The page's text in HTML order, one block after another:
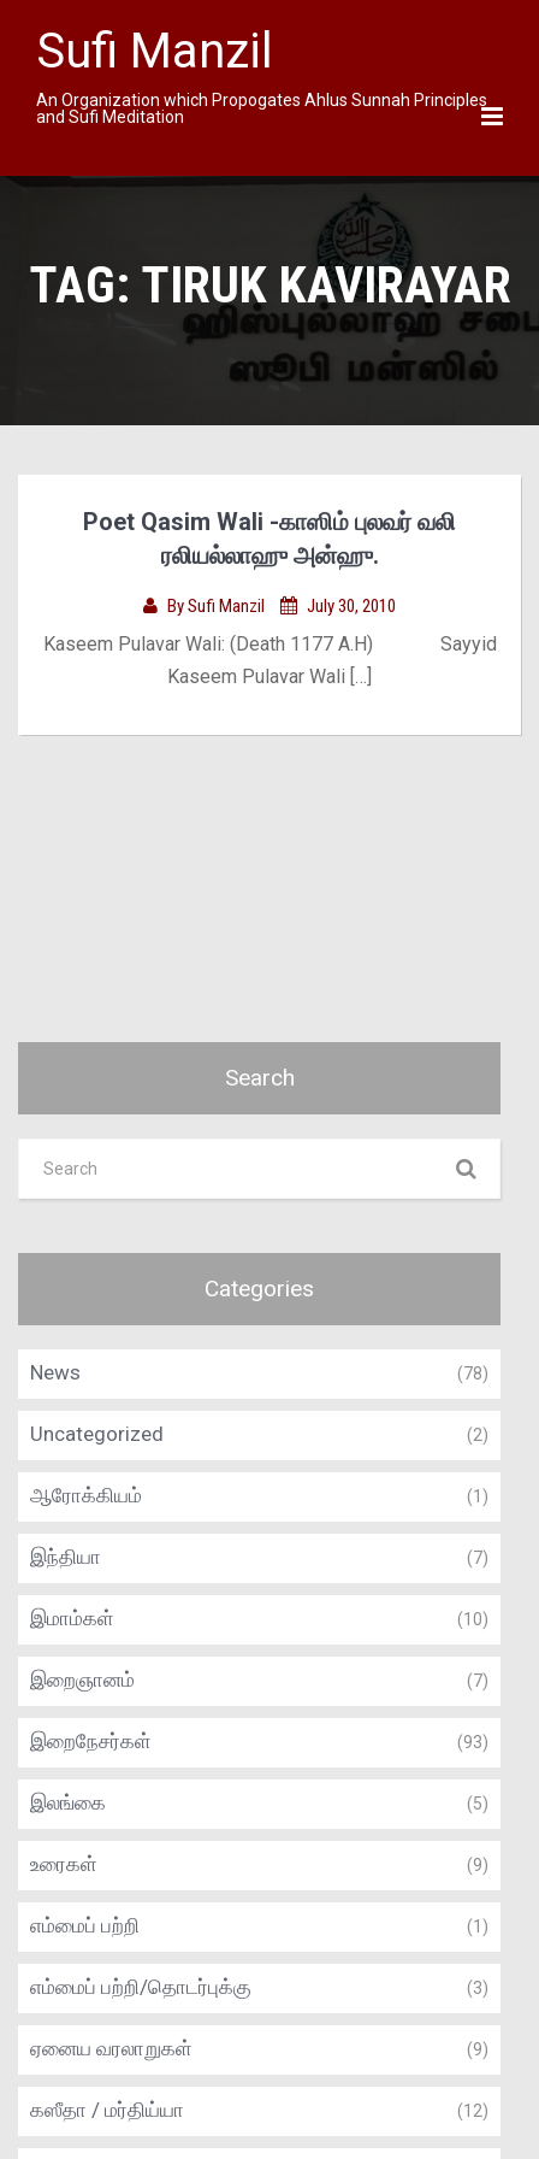
Sufi Manzil
An Organization which Propogates Ahlus Sunnah Principles
and Sufi Meditation
TAG: TIRUK KAVIRAYAR
Poet Qasim Wali -காஸிம் புலவர் வலி
ரலியல்லாஹு அன்ஹு.
BySufi Manzil July 30, 2010
Kaseem Pulavar Wali: (Death 1177 A.H) Sayyid
Kaseem Pulavar Wali […]
Search
Categories
News (78)
Uncategorized (2)
ஆரோக்கியம் (1)
இந்தியா (7)
இமாம்கள் (10)
இறைஞானம் (7)
இறைநேசர்கள் (93)
இலங்கை (5)
உரைகள் (9)
எம்மைப் பற்றி (1)
எம்மைப் பற்றி/தொடர்புக்கு (3)
ஏனைய வரலாறுகள் (9)
கஸீதா / மர்திய்யா (12)